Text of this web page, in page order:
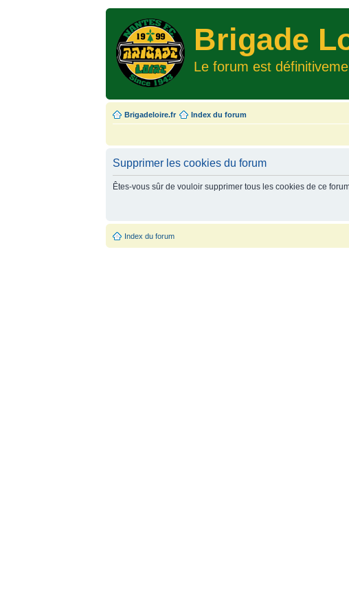
Brigade
Le forum est
Brigadeloire.fr Index du forum
Supprimer les cookies du forum
Êtes-vous sûr de vouloir supprimer tous les cookies de ce
Index du forum